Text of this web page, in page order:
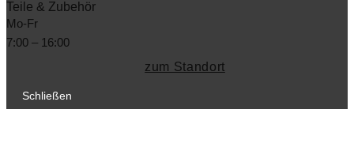
Teile & Zubehör
Mo-Fr
7:00 – 16:00
zum Standort
Schließen